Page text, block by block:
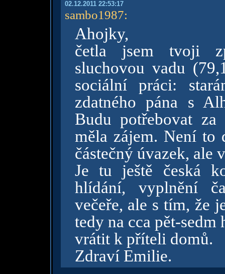
02.12.2011 22:53:17
sambo1987:
Ahojky,
četla jsem tvoji
sluchovou vadu
sociální práci:
zdatného pána s
Budu potřebovat
měla zájem. Není to
částečný úvazek, ale
Je tu ještě česká
hlídání, vyplnění
večeře, ale s tím, že
tedy na cca pět-
vrátit k příteli domů.
Zdraví Emilie.